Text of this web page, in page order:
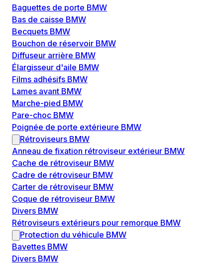
Baguettes de porte BMW
Bas de caisse BMW
Becquets BMW
Bouchon de réservoir BMW
Diffuseur arrière BMW
Élargisseur d'aile BMW
Films adhésifs BMW
Lames avant BMW
Marche-pied BMW
Pare-choc BMW
Poignée de porte extérieure BMW
Rétroviseurs BMW
Anneau de fixation rétroviseur extérieur BMW
Cache de rétroviseur BMW
Cadre de rétroviseur BMW
Carter de rétroviseur BMW
Coque de rétroviseur BMW
Divers BMW
Rétroviseurs extérieurs pour remorque BMW
Protection du véhicule BMW
Bavettes BMW
Divers BMW